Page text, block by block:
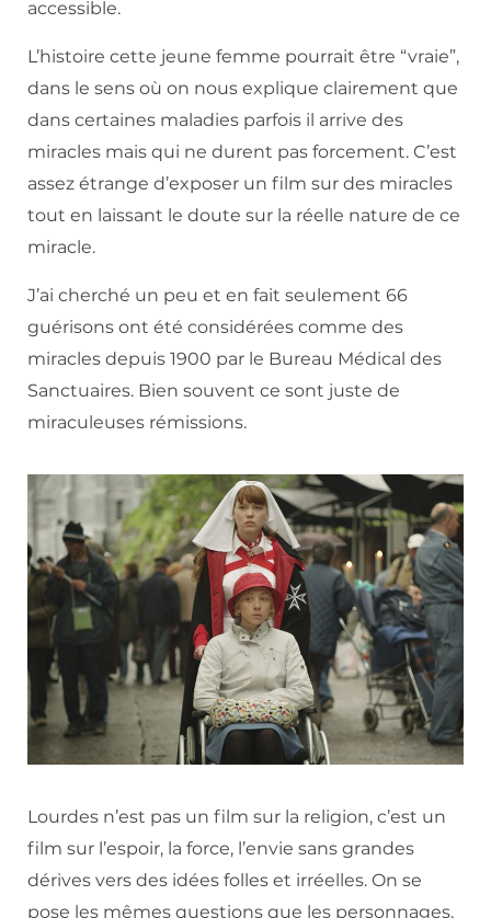
accessible.
L’histoire cette jeune femme pourrait être “vraie”,
dans le sens où on nous explique clairement que
dans certaines maladies parfois il arrive des
miracles mais qui ne durent pas forcement. C’est
assez étrange d’exposer un film sur des miracles
tout en laissant le doute sur la réelle nature de ce
miracle.
J’ai cherché un peu et en fait seulement 66
guérisons ont été considérées comme des
miracles depuis 1900 par le Bureau Médical des
Sanctuaires. Bien souvent ce sont juste de
miraculeuses rémissions.
Lourdes n’est pas un film sur la religion, c’est un
film sur l’espoir, la force, l’envie sans grandes
dérives vers des idées folles et irréelles. On se
pose les mêmes questions que les personnages,